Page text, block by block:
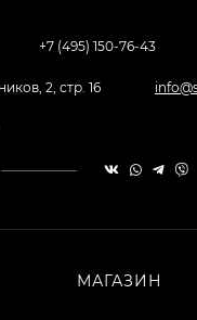
+7 (495) 150-76-43
2, стр. 16
МАГАЗИН